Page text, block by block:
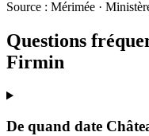
Source : Mérimée ·
Questions
Firmin
De quand date